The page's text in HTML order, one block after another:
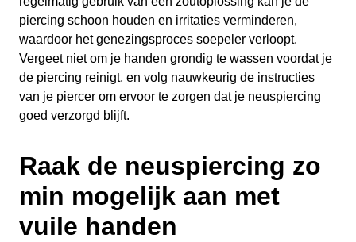
piercing schoon houden en irritaties verminderen,
waardoor het genezingsproces soepeler verloopt.
Vergeet niet om je handen grondig te wassen voordat je
de piercing reinigt, en volg nauwkeurig de instructies
van je piercer om ervoor te zorgen dat je neuspiercing
goed verzorgd blijft.
Raak de neuspiercing zo
min mogelijk aan met
vuile handen